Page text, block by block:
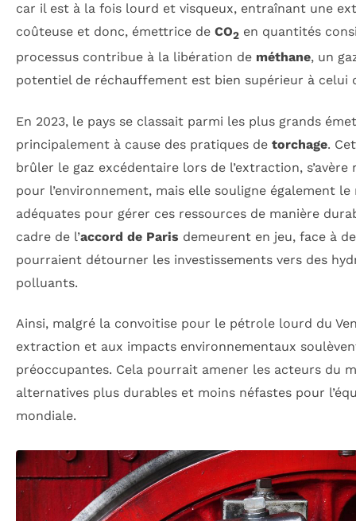
car il est à la fois lourd et visqueux, entraînant une
coûteuse et donc, émettrice de CO2 en quantités
processus contribue à la libération de méthane, un
potentiel de réchauffement est bien supérieur à celui
En 2023, le pays se classait parmi les plus grands
principalement à cause des pratiques de torchage.
brûler le gaz excédentaire lors de l’extraction,
pour l’environnement, mais elle souligne également
adéquates pour gérer ces ressources de manière
cadre de l’accord de Paris demeurent en jeu, face à
pourraient détourner les investissements vers des
polluants.
Ainsi, malgré la convoitise pour le pétrole lourd du
extraction et aux impacts environnementaux
préoccupantes. Cela pourrait amener les acteurs du
alternatives plus durables et moins néfastes pour
mondiale.